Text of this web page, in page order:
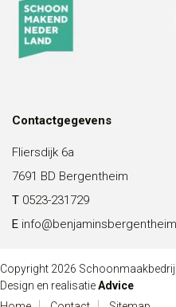
Contactgegevens
Fliersdijk 6a
7691 BD Bergentheim
T 0523-231729
E
Copyright 2026
Design en realisatieAdvice